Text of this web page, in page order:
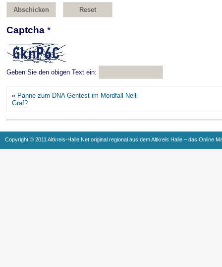
Captcha *
Geben Sie den obigen Text ein:
« Panne zum DNA Gentest im Mordfall Nelli
Graf?
Copyright © 2011 Altkreis-Halle.Net original regional aus dem Altkreis Halle – das Online